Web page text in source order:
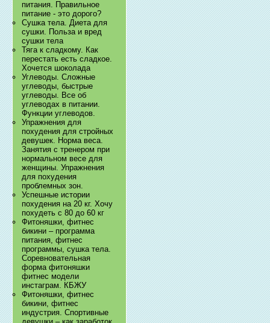
питания. Правильное
питание - это дорого?
Сушка тела. Диета для
сушки. Польза и вред
сушки тела
Тяга к сладкому. Как
перестать есть сладкое.
Хочется шоколада
Углеводы. Сложные
углеводы, быстрые
углеводы. Все об
углеводах в питании.
Функции углеводов.
Упражнения для
похудения для стройных
девушек. Норма веса.
Занятия с тренером при
нормальном весе для
женщины. Упражнения
для похудения
проблемных зон.
Успешные истории
похудения на 20 кг. Хочу
похудеть с 80 до 60 кг
Фитоняшки, фитнес
бикини – программа
питания, фитнес
программы, сушка тела.
Соревновательная
форма фитоняшки
фитнес модели
инстаграм. КБЖУ
Фитоняшки, фитнес
бикини, фитнес
индустрия. Спортивные